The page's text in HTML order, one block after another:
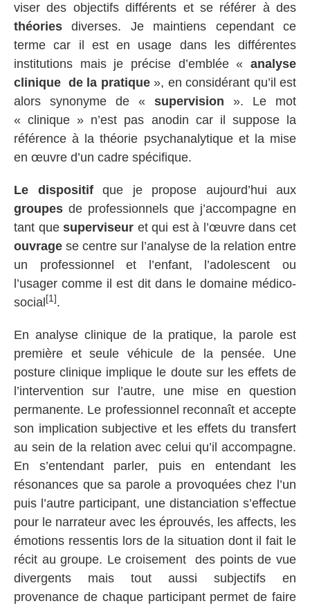
viser des objectifs différents et se référer à des
théories diverses. Je maintiens cependant ce
terme car il est en usage dans les différentes
institutions mais je précise d’emblée « analyse
clinique de la pratique », en considérant qu’il est
alors synonyme de « supervision ». Le mot
« clinique » n’est pas anodin car il suppose la
référence à la théorie psychanalytique et la mise
en œuvre d’un cadre spécifique.
Le dispositifque je propose aujourd’hui aux
groupes de professionnels que j’accompagne en
tant quesuperviseur et qui est à l’œuvre dans cet
ouvrage se centre sur l’analyse de la relation entre
un professionnel et l’enfant, l’adolescent ou
l’usager comme il est dit dans le domaine médico-
social [1] .
En analyse clinique de la pratique, la parole est
première et seule véhicule de la pensée. Une
posture clinique implique le doute sur les effets de
l’intervention sur l’autre, une mise en question
permanente. Le professionnel reconnaît et accepte
son implication subjective et les effets du transfert
au sein de la relation avec celui qu’il accompagne.
En s’entendant parler, puis en entendant les
résonances que sa parole a provoquées chez l’un
puis l’autre participant, une distanciation s’effectue
pour le narrateur avec les éprouvés, les affects, les
émotions ressentis lors de la situation dont il fait le
récit au groupe. Le croisement des points de vue
divergents mais tout aussi subjectifs en
provenance de chaque participant permet de faire